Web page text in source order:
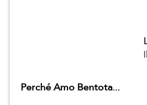
Perché Amo Bentota...